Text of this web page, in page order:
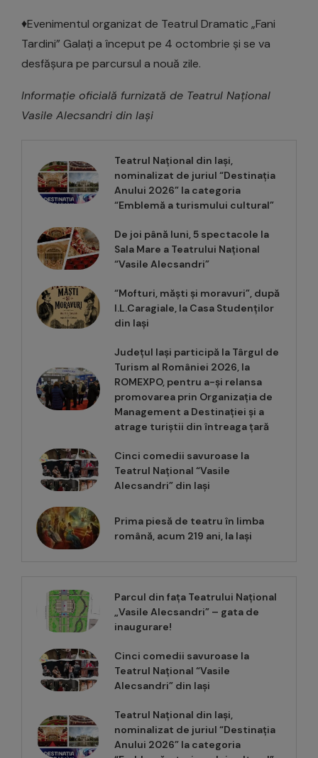
♦Evenimentul organizat de Teatrul Dramatic „Fani
Tardini” Galați a început pe 4 octombrie și se va
desfășura pe parcursul a nouă zile.
Informație oficială furnizată de Teatrul Național
Vasile Alecsandri din Iași
Teatrul Național din Iași,
nominalizat de juriul “Destinația
Anului 2026” la categoria
“Emblemă a turismului cultural”
De joi până luni, 5 spectacole la
Sala Mare a Teatrului Național
“Vasile Alecsandri”
“Mofturi, măști și moravuri”, după
I.L.Caragiale, la Casa Studenților
din Iași
Județul Iași participă la Târgul de
Turism al României 2026, la
ROMEXPO, pentru a-și relansa
promovarea prin Organizația de
Management a Destinației și a
atrage turiștii din întreaga țară
Cinci comedii savuroase la
Teatrul Național “Vasile
Alecsandri” din Iași
Prima piesă de teatru în limba
română, acum 219 ani, la Iași
Parcul din fața Teatrului Național
„Vasile Alecsandri” – gata de
inaugurare!
Cinci comedii savuroase la
Teatrul Național “Vasile
Alecsandri” din Iași
Teatrul Național din Iași,
nominalizat de juriul “Destinația
Anului 2026” la categoria